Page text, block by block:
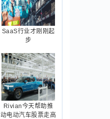
SaaS行业才刚刚起
步
Rivian今天帮助推
动电动汽车股票走高